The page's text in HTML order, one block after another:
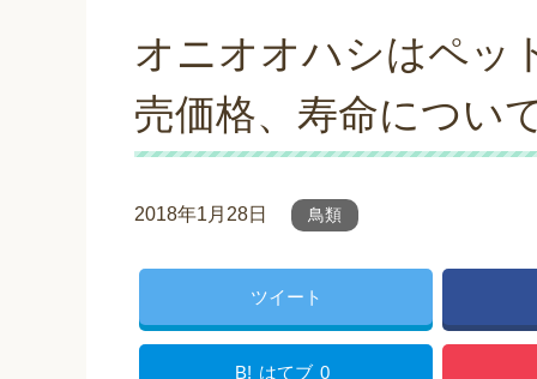
オニオオハシはペッ
売価格、寿命につい
2018年1月28日 鳥類
ツイート
B! はてブ 0